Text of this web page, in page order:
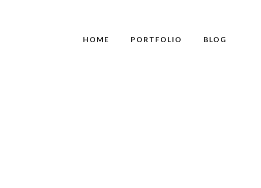
HOME PORTFOLIO BLOG